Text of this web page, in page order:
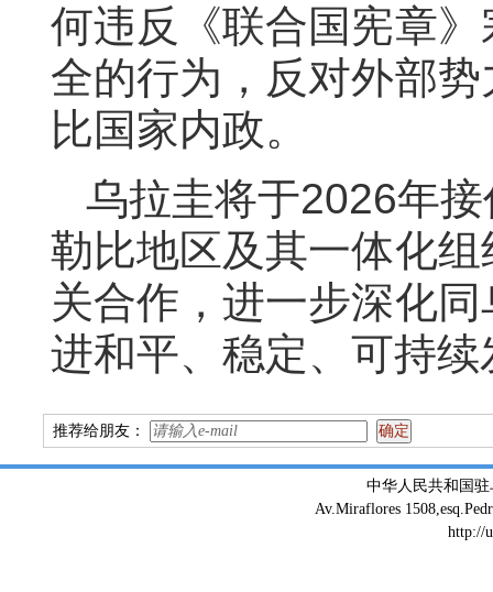
何违反《联合国宪章
全的行为，反对外部
比国家内政。
乌拉圭将于2026年
勒比地区及其一体化组
关合作，进一步深化
进和平、稳定、可持
推荐给朋友：
中华人民共和国
Av.Miraflores
http://